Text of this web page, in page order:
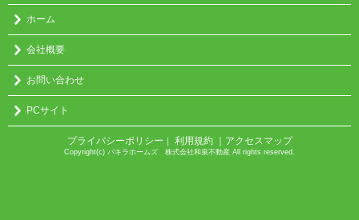
ホーム
会社概要
お問い合わせ
PCサイト
プライバシーポリシー ｜ 利用規約 ｜アクセスマップ
Copyright(c) パキラホームズ 株式会社和泉不動産 All rights reserved.